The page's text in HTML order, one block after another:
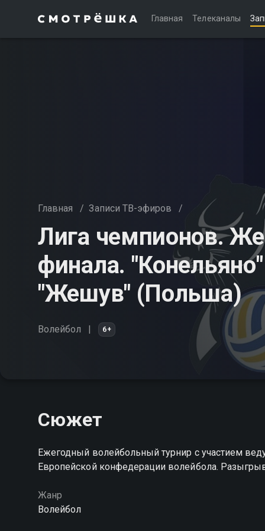
Главная Телеканалы
Главная / Записи ТВ-эфиров /
Лига чемпионов.
финала.
"Жешув" (Польша)
Волейбол 6+
Сюжет
Ежегодный волейбольный турнир с участием
Европейской конфедерации волейбола.
Жанр
Волейбол